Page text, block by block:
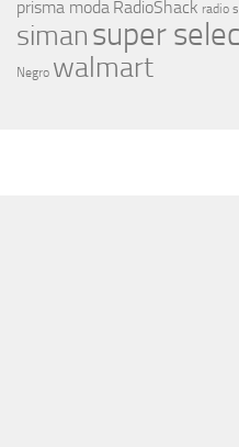
prisma moda RadioShack radio
simansuper
Negro walmart